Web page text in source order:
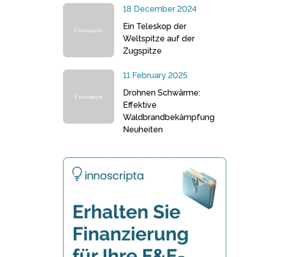
18 December 2024
Ein Teleskop der
Weltspitze auf der
Zugspitze
11 February 2025
Drohnen Schwärme:
Effektive
Waldbrandbekämpfung
Neuheiten